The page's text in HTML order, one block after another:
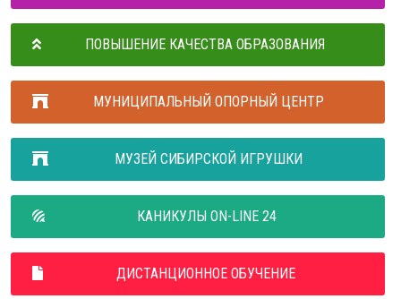
ПОВЫШЕНИЕ КАЧЕСТВА ОБРАЗОВАНИЯ
МУНИЦИПАЛЬНЫЙ ОПОРНЫЙ ЦЕНТР
МУЗЕЙ СИБИРСКОЙ ИГРУШКИ
КАНИКУЛЫ ON-LINE 24
ДИСТАНЦИОННОЕ ОБУЧЕНИЕ